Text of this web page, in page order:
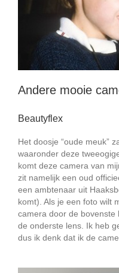
Andere mooie
Beautyflex
Het doosje “oude meuk”
waaronder deze
komt deze camera van
zit namelijk een oud
een ambtenaar uit
komt). Als je een foto wilt
camera door de bovenste
de onderste lens. Ik heb
dus ik denk dat ik de